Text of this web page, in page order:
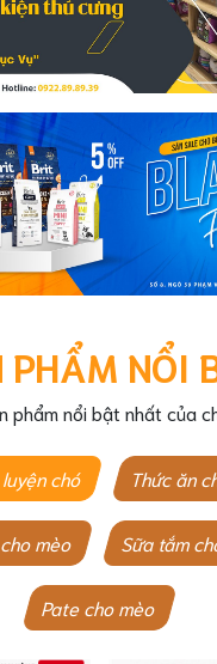
PHẨM NỔI
phẩm nổi bật nhất của
chó Thức ăn
mèo Sữa tắm
Pate cho mèo